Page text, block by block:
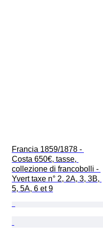
Francia 1859/1878 -
Costa 650€, tasse,
collezione di francobolli -
Yvert taxe n° 2, 2A, 3, 3B,
5, 5A, 6 et 9